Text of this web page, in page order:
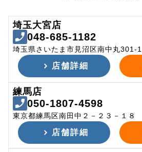
埼玉大宮店
048-685-1182
埼玉県さいたま市見沼区南中丸301-1
店舗詳細
練馬店
050-1807-4598
東京都練馬区南田中２－２３－１８
店舗詳細